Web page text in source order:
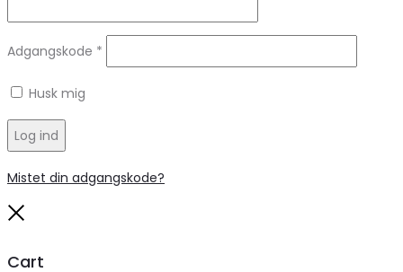
Adgangskode *
Husk mig
Log ind
Mistet din adgangskode?
Cart